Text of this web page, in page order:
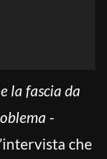
la fascia da
-
che